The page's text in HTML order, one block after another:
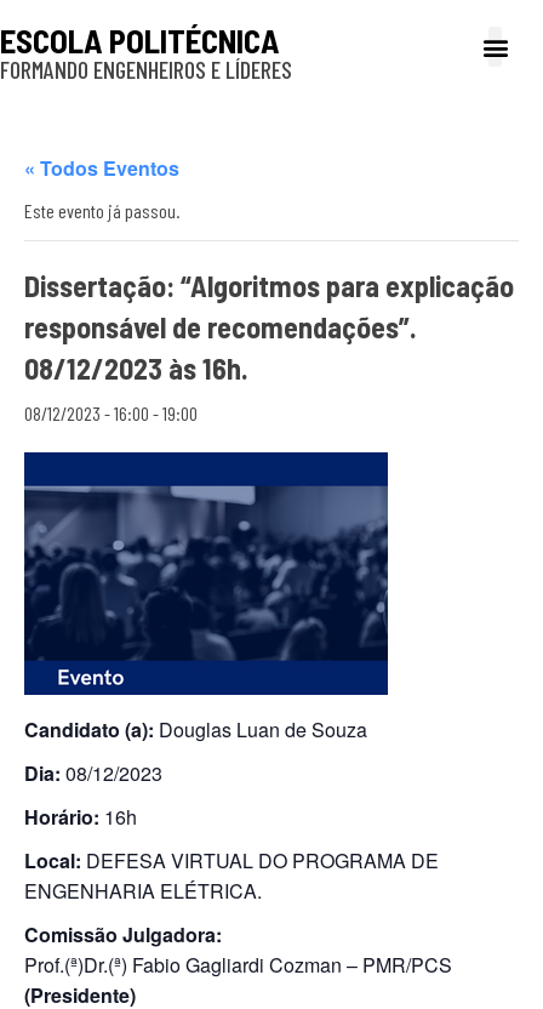
ESCOLA POLITÉCNICA
FORMANDO ENGENHEIROS E LÍDERES
« Todos Eventos
Este evento já passou.
Dissertação: “Algoritmos para explicação
responsável de recomendações”.
08/12/2023 às 16h.
08/12/2023 - 16:00 -19:00
Candidato (a): Douglas Luan de Souza
Dia: 08/12/2023
Horário: 16h
Local: DEFESA VIRTUAL DO PROGRAMA DE
ENGENHARIA ELÉTRICA.
Comissão Julgadora:
Prof.(ª)Dr.(ª) Fabio Gagliardi Cozman – PMR/PCS
(Presidente)